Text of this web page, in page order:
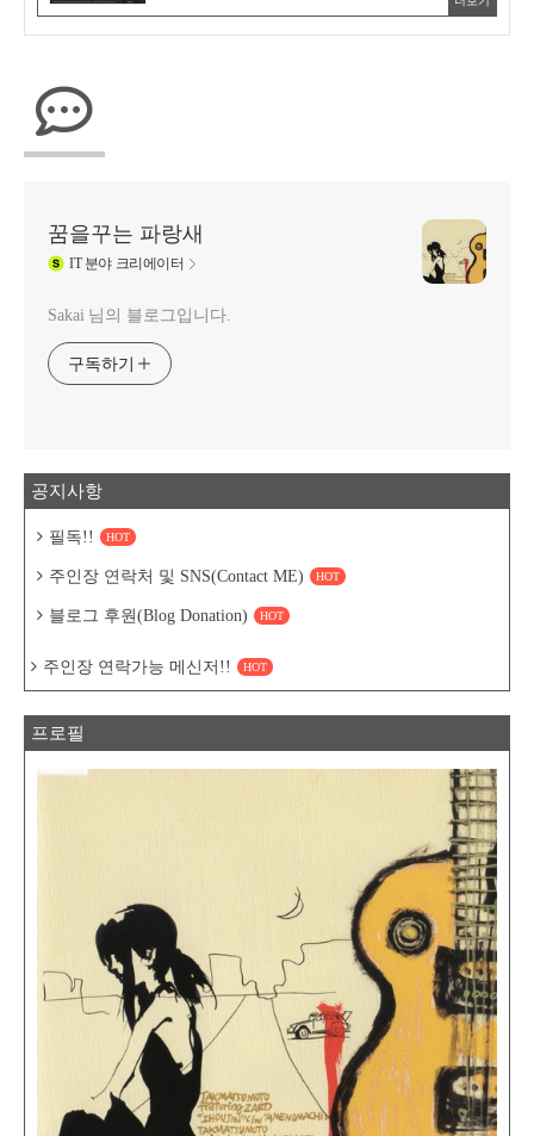
꿈을꾸는 파랑새
IT분야 크리에이터
Sakai 님의 블로그입니다.
구독하기
공지사항
필독!! HOT
주인장 연락처 및 SNS(Contact ME) HOT
블로그 후원(Blog Donation) HOT
주인장 연락가능 메신저!! HOT
프로필